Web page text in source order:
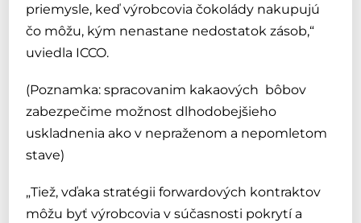
priemysle, keď výrobcovia čokolády nakupujú
čo môžu, kým nenastane nedostatok zásob,“
uviedla ICCO.
(Poznamka: spracovanim kakaových bôbov
zabezpečime možnost dlhodobejšieho
uskladnenia ako v nepraženom a nepomletom
stave)
„Tiež, vďaka stratégii forwardových kontraktov
môžu byť výrobcovia v súčasnosti pokrytí a